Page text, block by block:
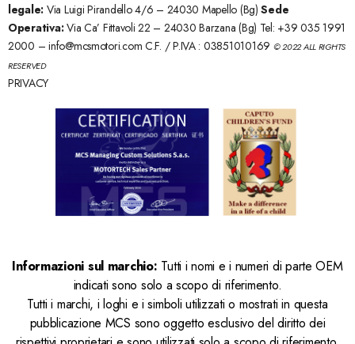
legale: Via Luigi Pirandello 4/6 – 24030 Mapello (Bg)Sede
Operativa:Via Ca’ Fittavoli 22 – 24030 Barzana (Bg) Tel: +39 035 1991
2000 –info@mcsmotori.com C.F. / P.IVA : 03851010169 © 2022 ALL RIGHTS
RESERVED
PRIVACY
Informazioni sul marchio: Tutti i nomi e i numeri di parte OEM
indicati sono solo a scopo di riferimento.
Tutti i marchi, i loghi e i simboli utilizzati o mostrati in questa
pubblicazione MCS sono oggetto esclusivo del diritto dei